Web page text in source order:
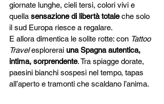
giornate lunghe, cieli tersi, colori vivi e
quella sensazione di libertà totale che solo
il sud Europa riesce a regalare.
E allora dimentica le solite rotte: con Tattoo
Travel esplorerai una Spagna autentica,
intima, sorprendente. Tra spiagge dorate,
paesini bianchi sospesi nel tempo, tapas
all’aperto e tramonti che scaldano l’anima.